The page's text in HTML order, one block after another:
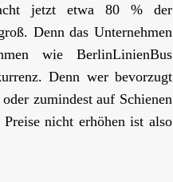
jetzt etwa 80 % der
Denn das Unternehmen
wie BerlinLinienBus
Denn wer bevorzugt
zumindest auf Schienen
nicht erhöhen ist also